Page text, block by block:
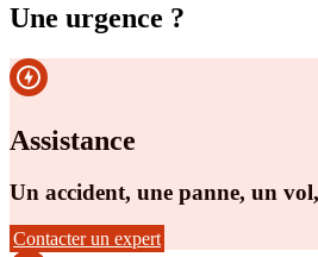
Une urgence ?
Assistance
Un accident, une panne, un
Contacter un expert